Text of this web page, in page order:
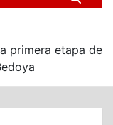
primera etapa de